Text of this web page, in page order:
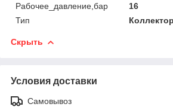
Рабочее_давление,бар
16
Тип
Скрыть
Условия доставки
Самовывоз